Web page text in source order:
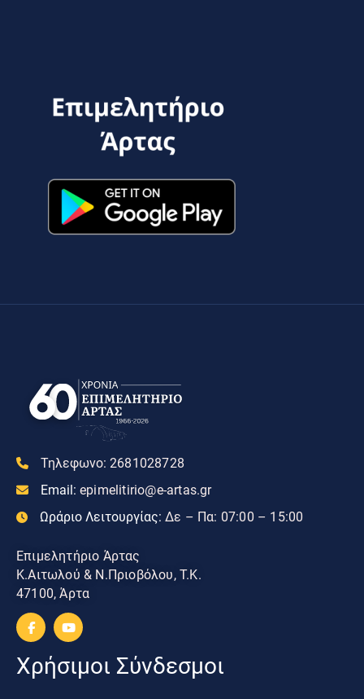
Τηλεφωνο: 2681028728
Email: epimelitirio@e-artas.gr
Ωράριο Λειτουργίας: Δε – Πα: 07:00 – 15:00
Επιμελητήριο Άρτας
Κ.Αιτωλού & Ν.Πριοβόλου, Τ.Κ.
47100, Άρτα
Χρήσιμοι Σύνδεσμοι